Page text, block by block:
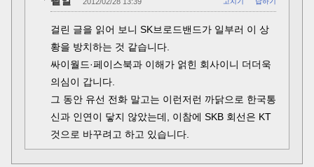
걸린 글을 읽어 보니 SK브로드밴드가 일부러 이 상
황을 방치하는 것 같습니다.
싸이월드·페이스북과 이해가 얽힌 회사이니 더더욱
의심이 갑니다.
그 동안 유선 전화 말고는 이런저런 까닭으로 한국통
신과 인연이 닿지 않았는데, 이참에 SKB 회선은 KT
것으로 바꾸려고 하고 있습니다.